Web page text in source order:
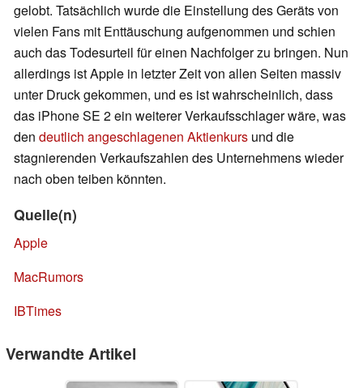
gelobt. Tatsächlich wurde die Einstellung des Geräts von
vielen Fans mit Enttäuschung aufgenommen und schien
auch das Todesurteil für einen Nachfolger zu bringen. Nun
allerdings ist Apple in letzter Zeit von allen Seiten massiv
unter Druck gekommen, und es ist wahrscheinlich, dass
das iPhone SE 2 ein weiterer Verkaufsschlager wäre, was
den deutlich angeschlagenen Aktienkurs und die
stagnierenden Verkaufszahlen des Unternehmens wieder
nach oben teiben könnten.
Quelle(n)
Apple
MacRumors
IBTimes
Verwandte Artikel